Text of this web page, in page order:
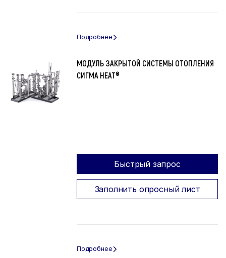
МОДУЛЬ ЗАКРЫТОЙ СИСТЕМЫ ОТОПЛЕНИЯ
СИГМА HEAT®
Быстрый запрос
Заполнить опросный лист